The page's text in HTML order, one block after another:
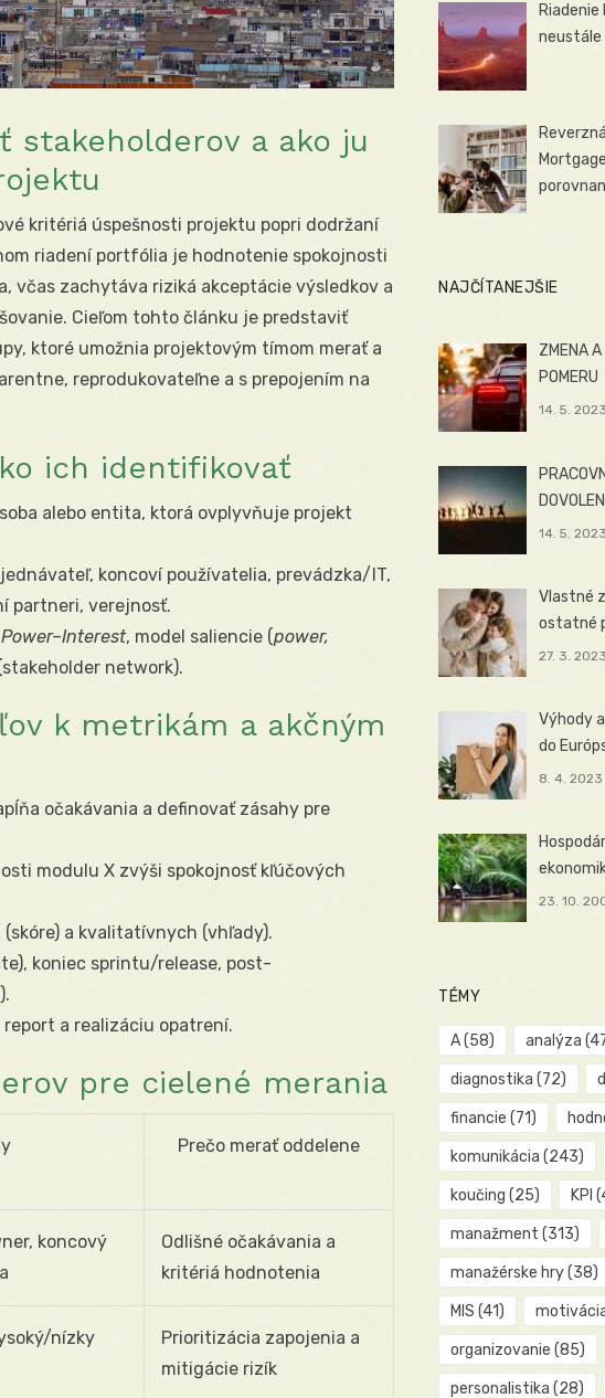
stakeholderov a ako ju
kritériá úspešnosti projektu popri dodržaní
riadení portfólia je hodnotenie spokojnosti
včas zachytáva riziká akceptácie výsledkov a
Cieľom tohto článku je predstaviť
ktoré umožnia projektovým tímom merať a
reprodukovateľne a s prepojením na
ich identifikovať
alebo entita, ktorá ovplyvňuje projekt
koncoví používatelia, prevádzka/IT,
partneri, verejnosť.
Power–Interest, model saliencie (power,
network).
k metrikám a akčným
očakávania a definovať zásahy pre
modulu X zvýši spokojnosť kľúčových
a kvalitatívnych (vhľady).
koniec sprintu/release, post-
report a realizáciu opatrení.
pre cielené merania
Prečo merať oddelene
koncový
Odlišné očakávania a
kritériá hodnotenia
nízky
Prioritizácia zapojenia a
mitigácie rizík
Riadenie
neustále
NAJČÍTANEJŠIE
ZMENA A
POMERU
14. 5. 2023
14. 5. 2023
Vlastné
ostatné
27. 3. 2023
Výhody
do
8. 4. 2023
23. 10.
TÉMY
A(58) analýza
diagnostika (72)
financie (71)
komunikácia (243)
koučing (25) KPI
manažment (313)
manažérske hry(38)
MIS (41)
organizovanie (85)
personalistika (28)